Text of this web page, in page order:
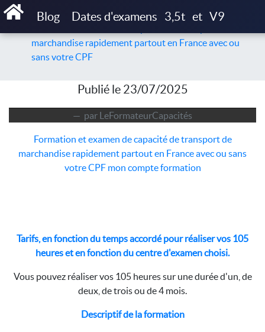
Blog Dates d'examens 3,5t et V9
Accueil
Articles
marchandise rapidement partout en France avec ou
sans votre CPF
Publié le 23/07/2025
par LeFormateurCapacités
Formation et examen de capacité de transport de
marchandise rapidement partout en France avec ou sans
votre CPF mon compte formation
Tarifs, en fonction du temps accordé pour réaliser vos 105
heures et en fonction du centre d'examen choisi.
Vous pouvez réaliser vos 105 heures sur une durée d'un, de
deux, de trois ou de 4 mois.
Descriptif de la formation